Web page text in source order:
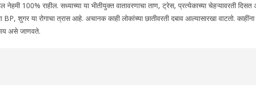
100% राहील. सध्याच्या या भीतीयुक्त वातावरणाचा ताण, ट्रेस, प्रत्येकाच्या चेहऱ्यावरती
BP, शुगर या रोगाचा त्रास आहे. अचानक काही लोकांच्या छातीवरती दबाव आल्यासारखा वाटतो.
असे जाणवते.